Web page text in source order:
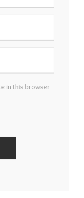
in this browser